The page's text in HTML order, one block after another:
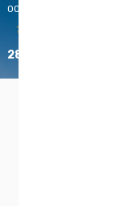
00:00
28°C